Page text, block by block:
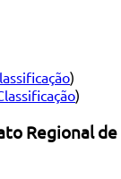
)
)
Regional